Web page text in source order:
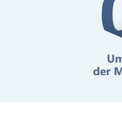
Digitale